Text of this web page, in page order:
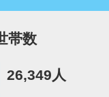
帯数
26,349人